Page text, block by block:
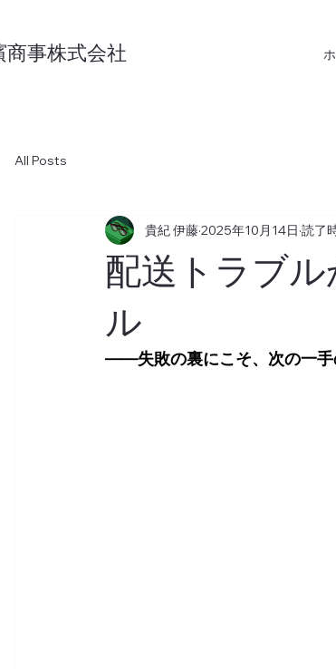
商事株式会社
All Posts
配送トラブ
ル
貴紀 伊藤2025年10月14日 読了
――失敗の裏にこそ、次の一